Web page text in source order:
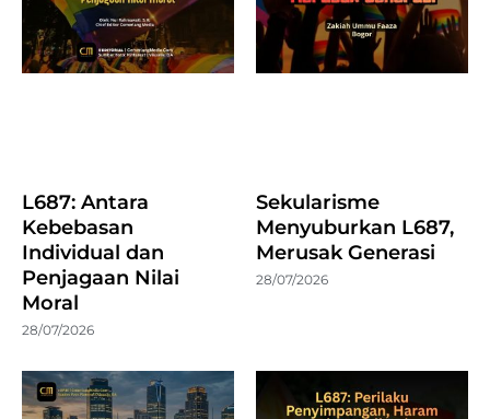
L687: Antara
Kebebasan
Individual dan
Penjagaan Nilai
Moral
28/07/2026
Sekularisme
Menyuburkan L687,
Merusak Generasi
28/07/2026